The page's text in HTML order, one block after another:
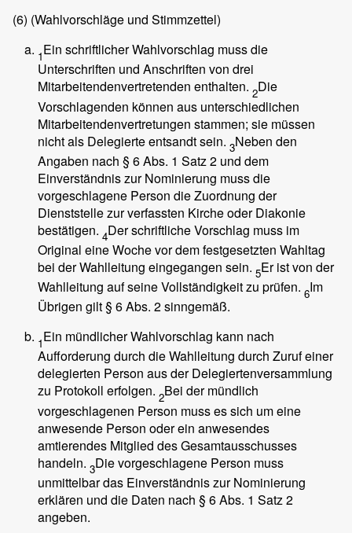
(6) (Wahlvorschläge und Stimmzettel)
1Ein schriftlicher Wahlvorschlag muss die
Unterschriften und Anschriften von drei
Mitarbeitendenvertretenden enthalten. 2Die
Vorschlagenden können aus unterschiedlichen
Mitarbeitendenvertretungen stammen; sie müssen
nicht als Delegierte entsandt sein. 3Neben den
Angaben nach § 6 Abs. 1 Satz 2 und dem
Einverständnis zur Nominierung muss die
vorgeschlagene Person die Zuordnung der
Dienststelle zur verfassten Kirche oder Diakonie
bestätigen. 4Der schriftliche Vorschlag muss im
Original eine Woche vor dem festgesetzten Wahltag
bei der Wahlleitung eingegangen sein. 5Er ist von der
Wahlleitung auf seine Vollständigkeit zu prüfen. 6Im
Übrigen gilt § 6 Abs. 2 sinngemäß.
1Ein mündlicher Wahlvorschlag kann nach
Aufforderung durch die Wahlleitung durch Zuruf einer
delegierten Person aus der Delegiertenversammlung
zu Protokoll erfolgen. 2Bei der mündlich
vorgeschlagenen Person muss es sich um eine
anwesende Person oder ein anwesendes
amtierendes Mitglied des Gesamtausschusses
handeln. 3Die vorgeschlagene Person muss
unmittelbar das Einverständnis zur Nominierung
erklären und die Daten nach § 6 Abs. 1 Satz 2
angeben.